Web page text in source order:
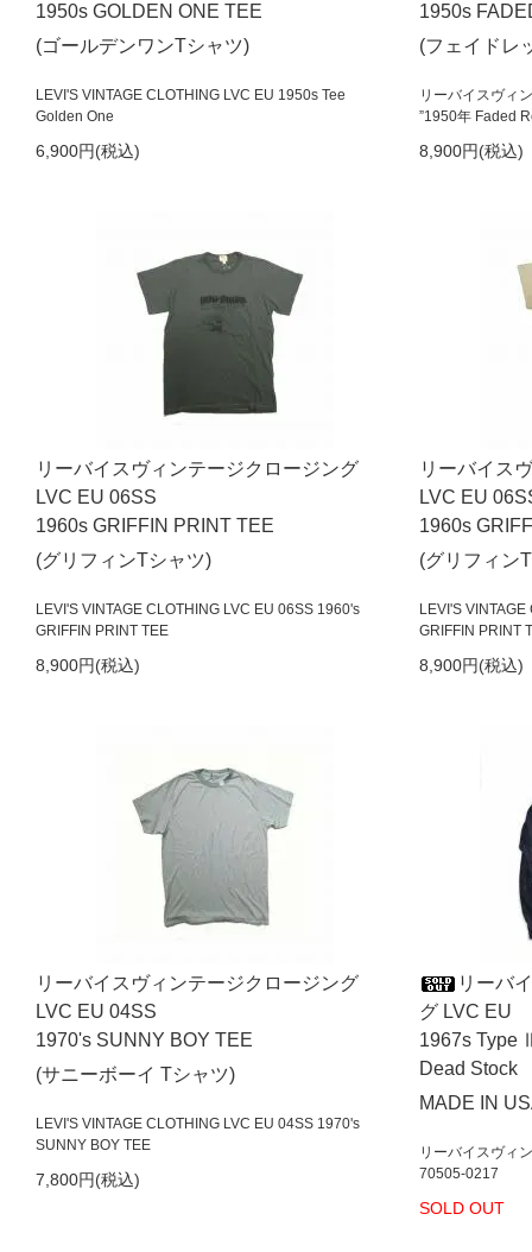
1950s GOLDEN ONE TEE
(ゴールデンワンTシャツ)
LEVI'S VINTAGE CLOTHING LVC EU 1950s Tee
Golden One
6,900円(税込)
1950s
(フェイドレ
リーバイスヴィ
”1950年 Faded
8,900円(税込)
リーバイスヴィンテージクロージング
LVC EU 06SS
1960s GRIFFIN PRINT TEE
(グリフィンTシャツ)
LEVI'S VINTAGE CLOTHING LVC EU 06SS 1960's
GRIFFIN PRINT TEE
8,900円(税込)
リーバイス
LVC EU
1960s
(グリフィン
LEVI'S
GRIFFIN PRINT
8,900円(税込)
リーバイスヴィンテージクロージング
LVC EU 04SS
1970's SUNNY BOY TEE
(サニーボーイ Tシャツ)
LEVI'S VINTAGE CLOTHING LVC EU 04SS 1970's
SUNNY BOY TEE
7,800円(税込)
リーバ
グ LVC EU
1967s Type
Dead Stock
MADE IN
リーバイスヴィ
70505-0217
SOLD OUT